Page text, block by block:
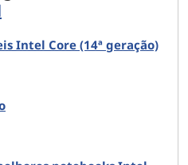
Intel Core de
adicionais
processadores móveis
de 12ª geração da Intel
Intel Core (14ª geração)